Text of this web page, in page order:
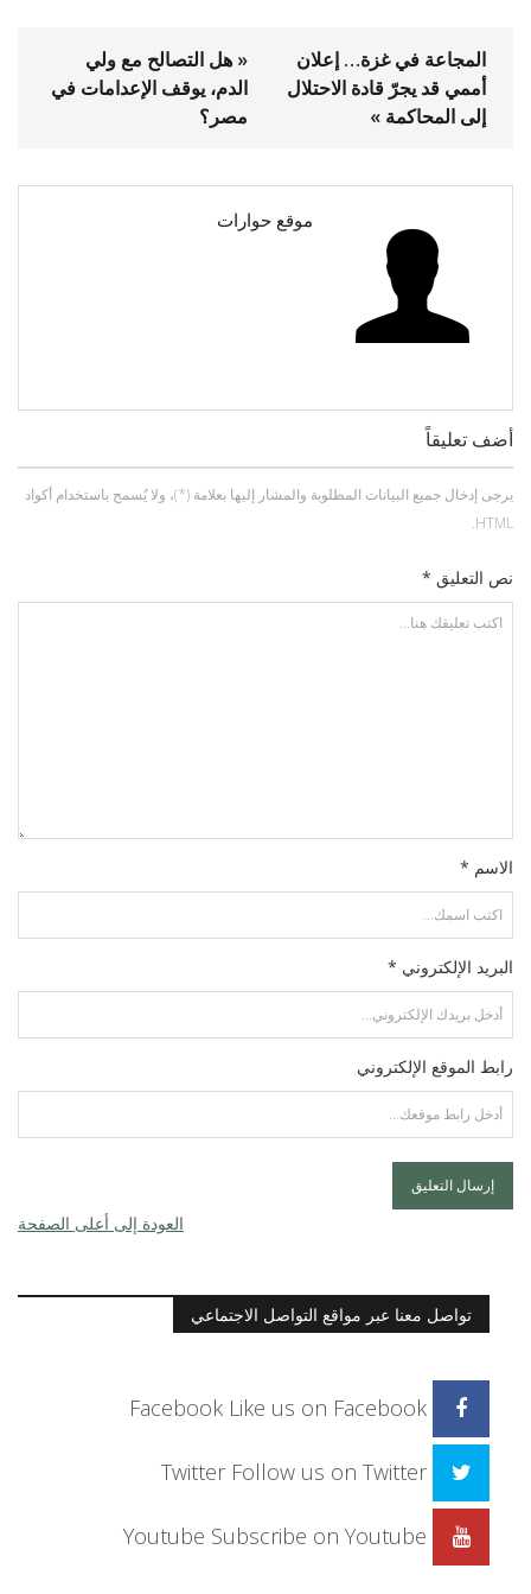
« هل التصالح مع ولي
الدم، يوقف الإعدامات في
مصر؟
المجاعة في غزة… إعلان
أممي قد يجرّ قادة الاحتلال
إلى المحاكمة »
موقع حوارات
أضف تعليقاً
يرجى إدخال جميع البيانات المطلوبة والمشار إليها بعلامة (*)، ولا يُسمح باستخدام أكواد
HTML.
نص التعليق *
الاسم *
البريد الإلكتروني *
رابط الموقع الإلكتروني
العودة إلى أعلى الصفحة
تواصل معنا عبر مواقع التواصل الاجتماعي
Facebook Like us on Facebook
Twitter Follow us on Twitter
Youtube Subscribe on Youtube